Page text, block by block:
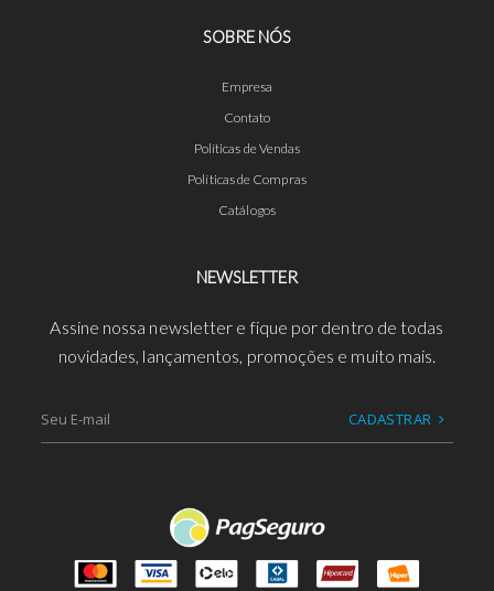
SOBRE NÓS
Empresa
Contato
Políticas de Vendas
Políticas de Compras
Catálogos
NEWSLETTER
Assine nossa newsletter e fique por dentro de todas
novidades, lançamentos, promoções e muito mais.
CADASTRAR